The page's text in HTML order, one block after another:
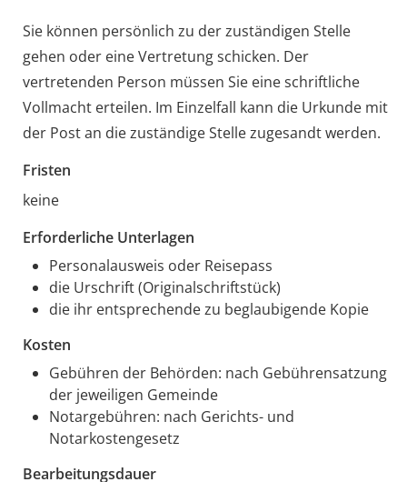
Sie können persönlich zu der zuständigen Stelle
gehen oder eine Vertretung schicken. Der
vertretenden Person müssen Sie eine schriftliche
Vollmacht erteilen. Im Einzelfall kann die Urkunde mit
der Post an die zuständige Stelle zugesandt werden.
Fristen
keine
Erforderliche Unterlagen
Personalausweis oder Reisepass
die Urschrift (Originalschriftstück)
die ihr entsprechende zu beglaubigende Kopie
Kosten
Gebühren der Behörden: nach Gebührensatzung
der jeweiligen Gemeinde
Notargebühren: nach Gerichts- und
Notarkostengesetz
Bearbeitungsdauer